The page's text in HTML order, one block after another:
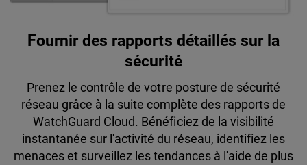
Fournir des rapports détaillés sur la
sécurité
Prenez le contrôle de votre posture de sécurité
réseau grâce à la suite complète des rapports de
WatchGuard Cloud. Bénéficiez de la visibilité
instantanée sur l'activité du réseau, identifiez les
menaces et surveillez les tendances à l'aide de plus